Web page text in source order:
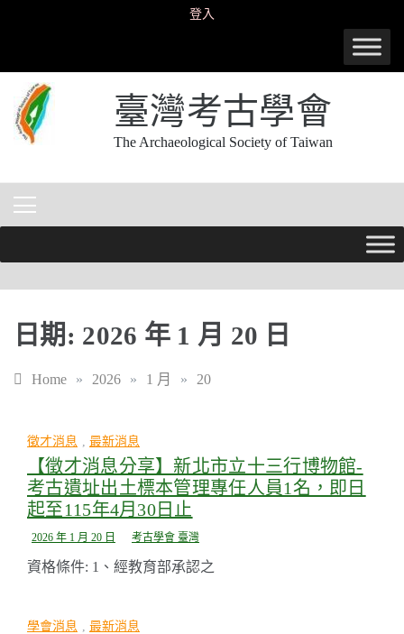
登入
臺灣考古學會
The Archaeological Society of Taiwan
日期: 2026 年 1 月 20 日
Home » 2026 » 1 月 » 20
徵才消息 最新消息
【徵才消息分享】新北市立十三行博物館-
考古遺址出土標本管理專任人員1名，即日
起至115年4月30日止
2026 年 1 月 20 日 考古學會 臺灣
資格條件: 1、經教育部承認之
學會消息 最新消息